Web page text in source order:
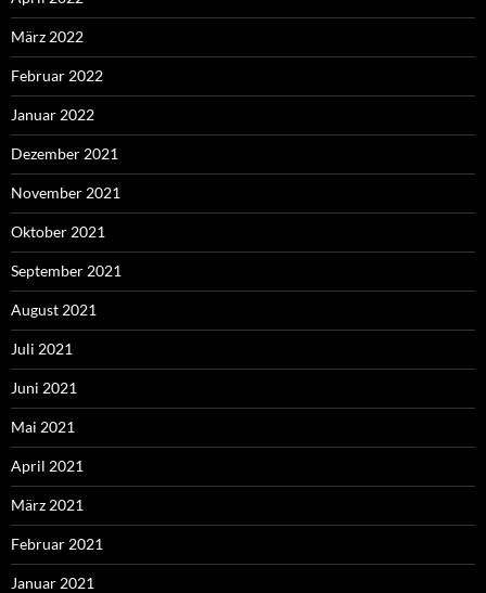
März 2022
Februar 2022
Januar 2022
Dezember 2021
November 2021
Oktober 2021
September 2021
August 2021
Juli 2021
Juni 2021
Mai 2021
April 2021
März 2021
Februar 2021
Januar 2021